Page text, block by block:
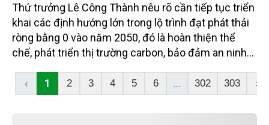
Thứ trưởng Lê Công Thành nêu rõ cần tiếp tục triển
khai các định hướng lớn trong lộ trình đạt phát thải
ròng bằng 0 vào năm 2050, đó là hoàn thiện thể
chế, phát triển thị trường carbon, bảo đảm an ninh
bền vững, thúc đẩy chuyển đổi xanh trong các
ngành kinh tế, phát huy vai trò của các hệ sinh thái
tự nhiên trong hấp thụ và lưu giữ carbon.
‹ 1 2 3 4 5 6 ... 302 303 ›